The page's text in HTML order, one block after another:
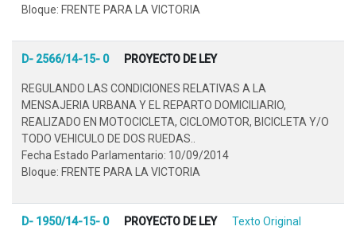
Bloque: FRENTE PARA LA VICTORIA
D- 2566/14-15- 0 PROYECTO DE LEY
REGULANDO LAS CONDICIONES RELATIVAS A LA
MENSAJERIA URBANA Y EL REPARTO DOMICILIARIO,
REALIZADO EN MOTOCICLETA, CICLOMOTOR, BICICLETA Y/O
TODO VEHICULO DE DOS RUEDAS..
Fecha Estado Parlamentario: 10/09/2014
Bloque: FRENTE PARA LA VICTORIA
D- 1950/14-15- 0 PROYECTO DE LEY Texto Original